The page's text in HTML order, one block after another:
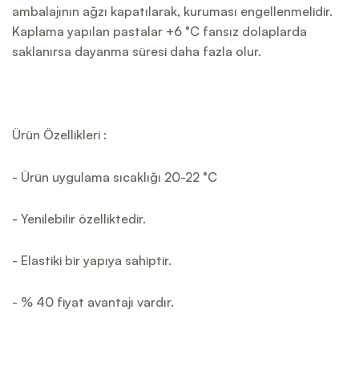
ambalajının ağzı kapatılarak, kuruması engellenmelidir.
Kaplama yapılan pastalar +6 °C fansız dolaplarda
saklanırsa dayanma süresi daha fazla olur.
Ürün Özellikleri :
- Ürün uygulama sıcaklığı 20-22 °C
- Yenilebilir özelliktedir.
- Elastiki bir yapıya sahiptir.
- % 40 fiyat avantajı vardır.